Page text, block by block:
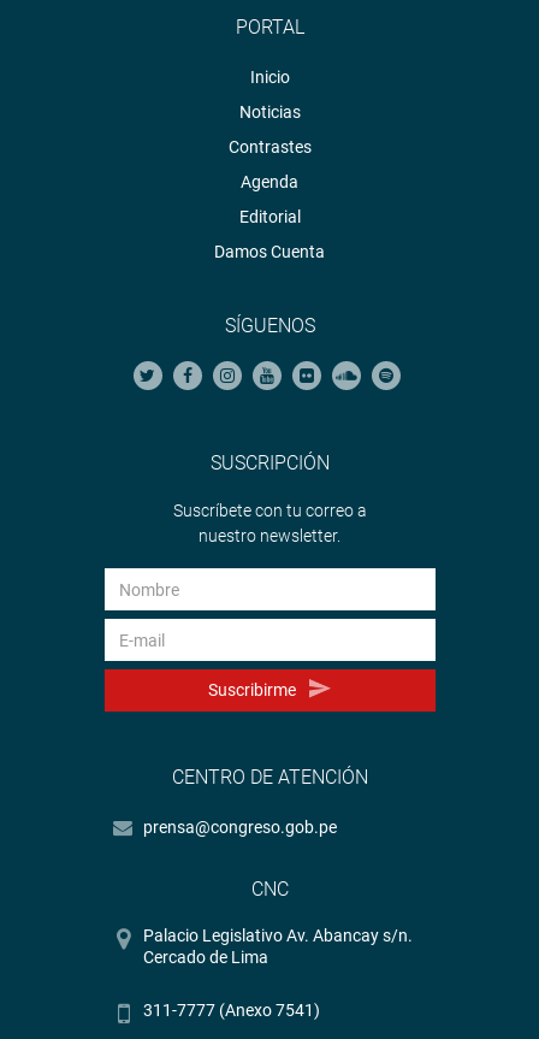
PORTAL
Inicio
Noticias
Contrastes
Agenda
Editorial
Damos Cuenta
SÍGUENOS
SUSCRIPCIÓN
Suscríbete con tu correo a
nuestro newsletter.
Suscribirme
CENTRO DE ATENCIÓN
prensa@congreso.gob.pe
CNC
Palacio Legislativo Av. Abancay s/n.
Cercado de Lima
311-7777 (Anexo 7541)